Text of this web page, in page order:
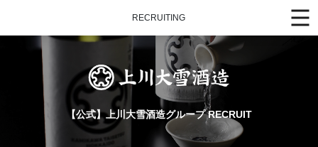
RECRUITING
【公式】上川大雪酒造グループ RECRUIT